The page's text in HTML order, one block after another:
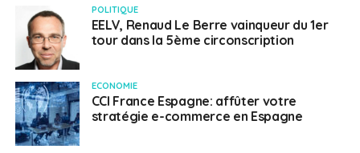
POLITIQUE
EELV, Renaud Le Berre vainqueur du 1er
tour dans la 5ème circonscription
ECONOMIE
CCI France Espagne: affûter votre
stratégie e-commerce en Espagne